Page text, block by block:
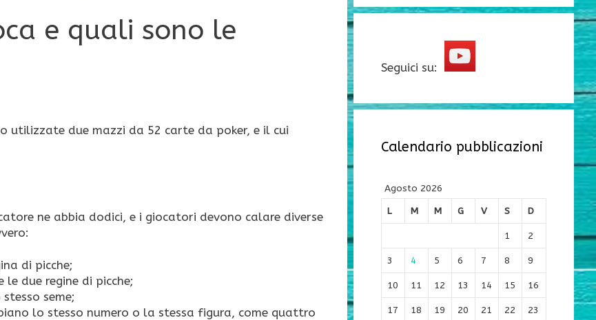
e quali sono le
utilizzate due mazzi da 52 carte da poker, e il cui
ne abbia dodici, e i giocatori devono calare diverse
di picche;
due regine di picche;
seme;
lo stesso numero o la stessa figura, come quattro
Seguici su:
Calendario pubblicazioni
Agosto 2026
L
M M G V S D
1 2
3 4 5 6 7 8 9
10 11 12 13 14 15 16
17 18 19 20 21 22 23